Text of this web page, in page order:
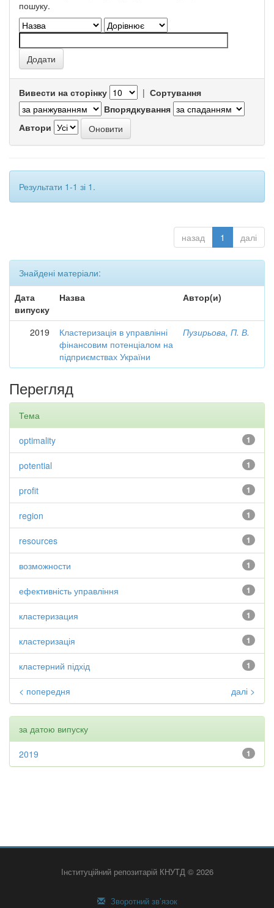
пошуку.
Вивести на сторінку | Сортування
Впорядкування
Автори
Результати 1-1 зі 1.
назад 1 далі
Знайдені матеріали:
Дата
випуску
Назва Автор(и)
2019
Кластеризація в управлінні
фінансовим потенціалом на
підприємствах України
Пузирьова, П. В.
Перегляд
Тема
1
optimality
1
potential
1
profit
1
region
1
resources
1
возможности
1
ефективність управління
1
кластеризация
1
кластеризація
1
кластерний підхід
< попередня далі >
за датою випуску
1
2019
Інституційний репозитарій КНУТД © 2026
Зворотний зв’язок